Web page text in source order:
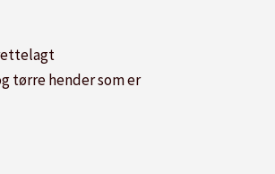
tørre hender som er